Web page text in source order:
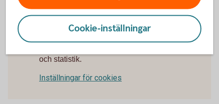
och statistik.
Inställningar för cookies
Cookie-inställningar